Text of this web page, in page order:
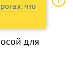
что
для